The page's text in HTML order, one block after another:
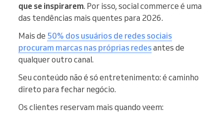
que se inspirarem. Por isso, social commerce é uma
das tendências mais quentes para 2026.
Mais de 50% dos usuários de redes sociais
procuram marcas nas próprias redesantes de
qualquer outro canal.
Seu conteúdo não é só entretenimento: é caminho
direto para fechar negócio.
Os clientes reservam mais quando veem: